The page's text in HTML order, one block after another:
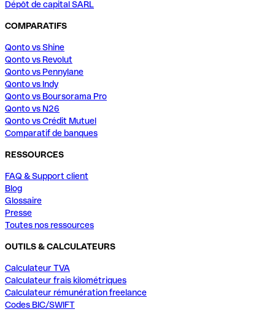
Dépôt de capital SARL
COMPARATIFS
Qonto vs Shine
Qonto vs Revolut
Qonto vs Pennylane
Qonto vs Indy
Qonto vs Boursorama Pro
Qonto vs N26
Qonto vs Crédit Mutuel
Comparatif de banques
RESSOURCES
FAQ & Support client
Blog
Glossaire
Presse
Toutes nos ressources
OUTILS & CALCULATEURS
Calculateur TVA
Calculateur frais kilométriques
Calculateur rémunération freelance
Codes BIC/SWIFT